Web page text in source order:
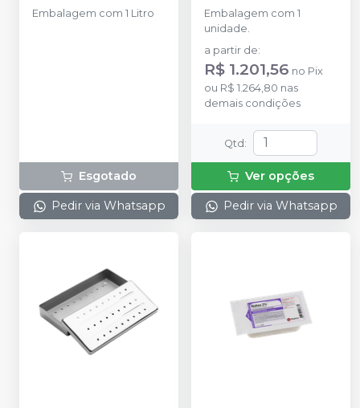
Embalagem com 1 Litro
Esgotado
Pedir via Whatsapp
Embalagem com 1
unidade.
a partir de:
R$ 1.201,56 no Pix
ou R$ 1.264,80 nas
demais condições
Qtd:
Ver opções
Pedir via Whatsapp